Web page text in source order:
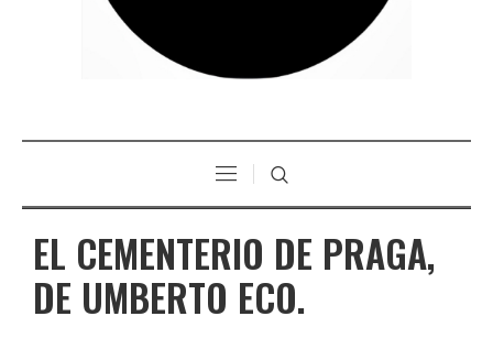
EL CEMENTERIO DE PRAGA,
DE UMBERTO ECO.